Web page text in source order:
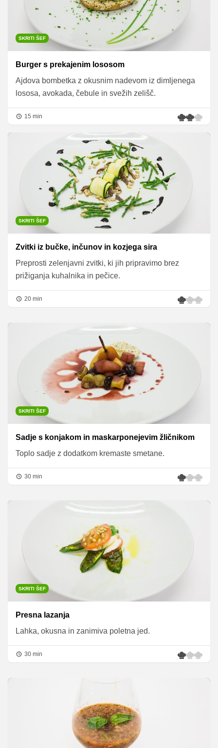
SKRITI ŠEF
Burger s prekajenim lososom
Ajdova bombetka z okusnim nadevom iz dimljenega
lososa, avokada, čebule in svežih zelišč.
15 min
SKRITI ŠEF
Zvitki iz bučke, inčunov in kozjega sira
Preprosti zelenjavni zvitki, ki jih pripravimo brez
prižiganja kuhalnika in pečice.
20 min
SKRITI ŠEF
Sadje s konjakom in maskarponejevim žličnikom
Toplo sadje z dodatkom kremaste smetane.
30 min
SKRITI ŠEF
Presna lazanja
Lahka, okusna in zanimiva poletna jed.
30 min